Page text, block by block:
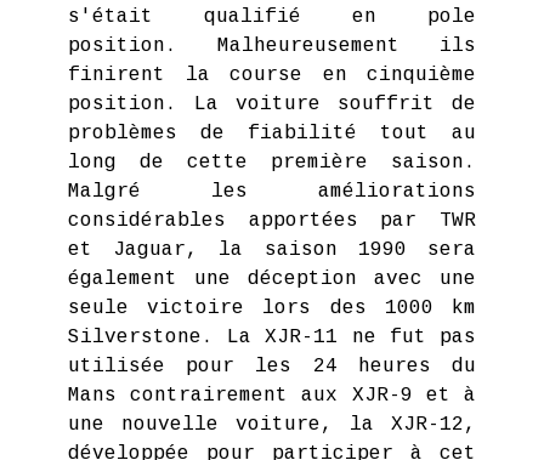
s'était qualifié en pole
position. Malheureusement ils
finirent la course en cinquième
position. La voiture souffrit de
problèmes de fiabilité tout au
long de cette première saison.
Malgré les améliorations
considérables apportées par TWR
et Jaguar, la saison 1990 sera
également une déception avec une
seule victoire lors des 1000 km
Silverstone. La XJR-11 ne fut pas
utilisée pour les 24 heures du
Mans contrairement aux XJR-9 et à
une nouvelle voiture, la XJR-12,
développée pour participer à cet